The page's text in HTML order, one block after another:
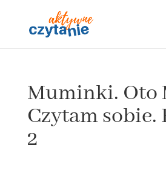
Muminki. Oto
Czytam sobie.
2